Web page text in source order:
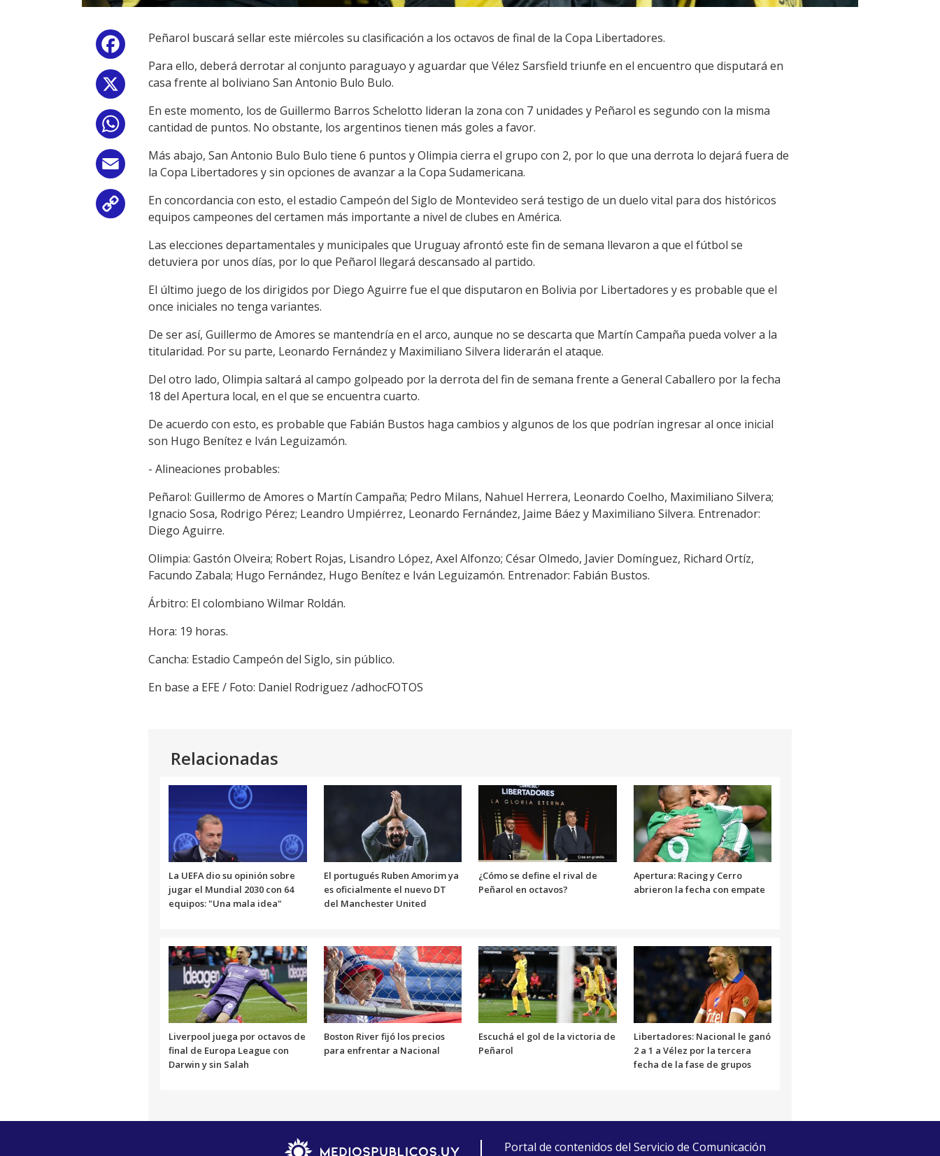
Facebook
WhatsApp
Email
Copy
Peñarol buscará sellar este miércoles su clasificación a los octavos de final de la Copa Libertadores.
Para ello, deberá derrotar al conjunto paraguayo y aguardar que Vélez Sarsfield triunfe en el encuentro que disputará en
casa frente al boliviano San Antonio Bulo Bulo.
En este momento, los de Guillermo Barros Schelotto lideran la zona con 7 unidades y Peñarol es segundo con la misma
cantidad de puntos. No obstante, los argentinos tienen más goles a favor.
Más abajo, San Antonio Bulo Bulo tiene 6 puntos y Olimpia cierra el grupo con 2, por lo que una derrota lo dejará fuera de
la Copa Libertadores y sin opciones de avanzar a la Copa Sudamericana.
En concordancia con esto, el estadio Campeón del Siglo de Montevideo será testigo de un duelo vital para dos históricos
equipos campeones del certamen más importante a nivel de clubes en América.
Las elecciones departamentales y municipales que Uruguay afrontó este fin de semana llevaron a que el fútbol se
detuviera por unos días, por lo que Peñarol llegará descansado al partido.
El último juego de los dirigidos por Diego Aguirre fue el que disputaron en Bolivia por Libertadores y es probable que el
once iniciales no tenga variantes.
De ser así, Guillermo de Amores se mantendría en el arco, aunque no se descarta que Martín Campaña pueda volver a la
titularidad. Por su parte, Leonardo Fernández y Maximiliano Silvera liderarán el ataque.
Del otro lado, Olimpia saltará al campo golpeado por la derrota del fin de semana frente a General Caballero por la fecha
18 del Apertura local, en el que se encuentra cuarto.
De acuerdo con esto, es probable que Fabián Bustos haga cambios y algunos de los que podrían ingresar al once inicial
son Hugo Benítez e Iván Leguizamón.
- Alineaciones probables:
Peñarol: Guillermo de Amores o Martín Campaña; Pedro Milans, Nahuel Herrera, Leonardo Coelho, Maximiliano Silvera;
Ignacio Sosa, Rodrigo Pérez; Leandro Umpiérrez, Leonardo Fernández, Jaime Báez y Maximiliano Silvera. Entrenador:
Diego Aguirre.
Olimpia: Gastón Olveira; Robert Rojas, Lisandro López, Axel Alfonzo; César Olmedo, Javier Domínguez, Richard Ortíz,
Facundo Zabala; Hugo Fernández, Hugo Benítez e Iván Leguizamón. Entrenador: Fabián Bustos.
Árbitro: El colombiano Wilmar Roldán.
Hora: 19 horas.
Cancha: Estadio Campeón del Siglo, sin público.
En base a EFE / Foto: Daniel Rodriguez /adhocFOTOS
Relacionadas
La UEFA dio su opinión sobre
jugar el Mundial 2030 con 64
equipos: "Una mala idea"
El portugués Ruben Amorim ya
es oficialmente el nuevo DT
del Manchester United
¿Cómo se define el rival de
Peñarol en octavos?
Apertura: Racing y Cerro
abrieron la fecha con empate
Liverpool juega por octavos de
final de Europa League con
Darwin y sin Salah
Boston River fijó los precios
para enfrentar a Nacional
Escuchá el gol de la victoria de
Peñarol
Libertadores: Nacional le ganó
2 a 1 a Vélez por la tercera
fecha de la fase de grupos
Portal de contenidos del Servicio de Comunicación